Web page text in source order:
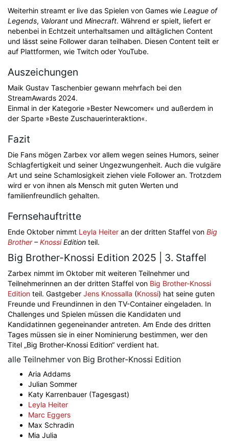
Weiterhin streamt er live das Spielen von Games wie League of
Legends, Valorant und Minecraft. Während er spielt, liefert er
nebenbei in Echtzeit unterhaltsamen und alltäglichen Content
und lässt seine Follower daran teilhaben. Diesen Content teilt er
auf Plattformen, wie Twitch oder YouTube.
Auszeichungen
Maik Gustav Taschenbier gewann mehrfach bei den
StreamAwards 2024.
Einmal in der Kategorie »Bester Newcomer« und außerdem in
der Sparte »Beste Zuschauerinteraktion«.
Fazit
Die Fans mögen Zarbex vor allem wegen seines Humors, seiner
Schlagfertigkeit und seiner Ungezwungenheit. Auch die vulgäre
Art und seine Schamlosigkeit ziehen viele Follower an. Trotzdem
wird er von ihnen als Mensch mit guten Werten und
familienfreundlich gehalten.
Fernsehauftritte
Ende Oktober nimmt Leyla Heiter an der dritten Staffel von Big
Brother–KnossiEdition teil.
Big Brother-Knossi Edition 2025 | 3. Staffel
Zarbex nimmt im Oktober mit weiteren Teilnehmer und
Teilnehmerinnen an der dritten Staffel von Big Brother-Knossi
Edition teil. Gastgeber Jens Knossalla (Knossi) hat seine guten
Freunde und Freundinnen in den TV-Container eingeladen. In
Challenges und Spielen müssen die Kandidaten und
Kandidatinnen gegeneinander antreten. Am Ende des dritten
Tages müssen sie in einer Nominierung bestimmen, wer den
Titel „Big Brother-Knossi Edition“ verdient hat.
alle Teilnehmer von Big Brother-Knossi Edition
Aria Addams
Julian Sommer
Katy Karrenbauer (Tagesgast)
Leyla Heiter
Marc Eggers
Max Schradin
Mia Julia